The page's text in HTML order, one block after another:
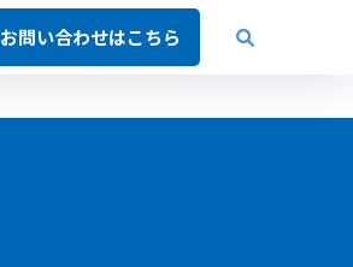
お問い合わせはこちら